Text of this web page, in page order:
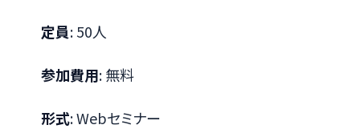
定員: 50人
参加費用: 無料
形式: Webセミナー